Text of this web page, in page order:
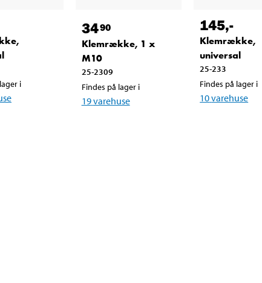
i
3490
Klemrække, 1 x
M10
25-2309
Findes på lager i
19varehuse
145,-
Klemrække,
universal
25-233
Findes på lager i
10varehuse